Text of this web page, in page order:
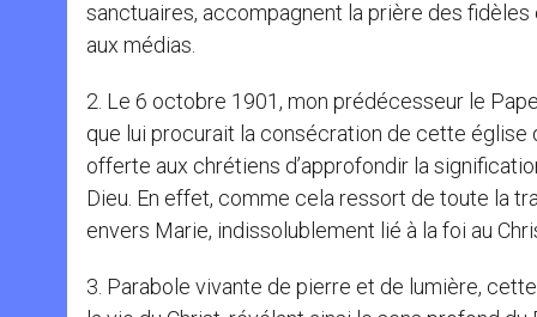
sanctuaires, accompagnent la prière des
aux médias.
2. Le 6 octobre 1901, mon prédécesseur le
que lui procurait la consécration de cette église
offerte aux chrétiens d’approfondir la
Dieu. En effet, comme cela ressort de toute la
envers Marie, indissolublement lié à la foi au
3. Parabole vivante de pierre et de lumière,